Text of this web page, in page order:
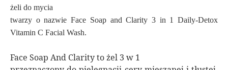
żeli do mycia
twarzy o nazwie Face Soap and Clarity 3 in 1 Daily-Detox
Vitamin C Facial Wash.
Face Soap And Clarity to żel 3 w 1